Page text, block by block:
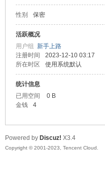
性别 保密
活跃概况
用户组 新手上路
注册时间
2023-12-10 03:17
所在时区
使用系统默认
统计信息
已用空间
0 B
金钱
4
Powered by Discuz! X3.4
Copyright © 2001-2023, Tencent Cloud.